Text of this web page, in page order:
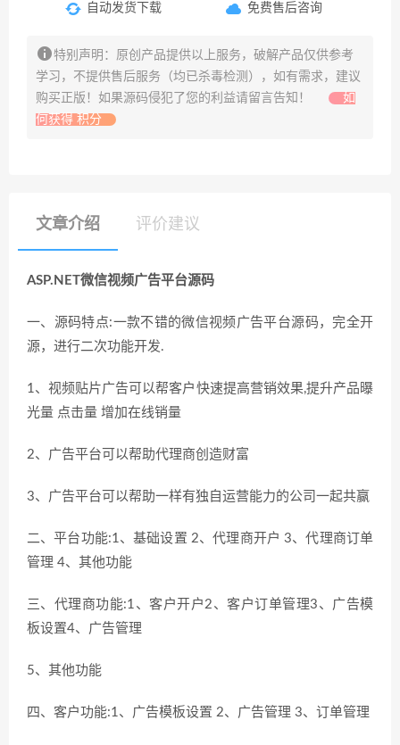
自动发货下载 免费售后咨询
特别声明：原创产品提供以上服务，破解产品仅供参考
学习，不提供售后服务（均已杀毒检测），如有需求，建议
购买正版！如果源码侵犯了您的利益请留言告知！
如
何获得 积分
文章介绍 评价建议
ASP.NET微信视频广告平台源码
一、源码特点:一款不错的微信视频广告平台源码，完全开
源，进行二次功能开发.
1、视频贴片广告可以帮客户快速提高营销效果,提升产品曝
光量 点击量 增加在线销量
2、广告平台可以帮助代理商创造财富
3、广告平台可以帮助一样有独自运营能力的公司一起共赢
二、平台功能:1、基础设置 2、代理商开户 3、代理商订单
管理 4、其他功能
三、代理商功能:1、客户开户2、客户订单管理3、广告模
板设置4、广告管理
5、其他功能
四、客户功能:1、广告模板设置 2、广告管理 3、订单管理